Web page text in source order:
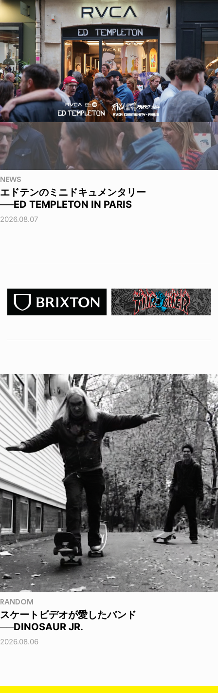
NEWS
エドテンのミニドキュメンタリー
──ED TEMPLETON IN PARIS
2026.08.07
RANDOM
スケートビデオが愛したバンド
──DINOSAUR JR.
2026.08.06